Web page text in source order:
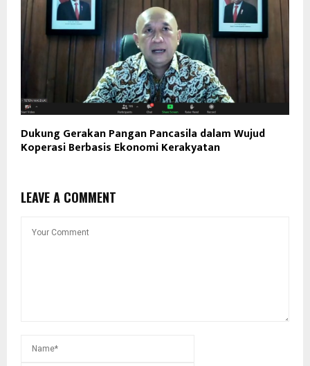
Dukung Gerakan Pangan Pancasila dalam Wujud
Koperasi Berbasis Ekonomi Kerakyatan
LEAVE A COMMENT